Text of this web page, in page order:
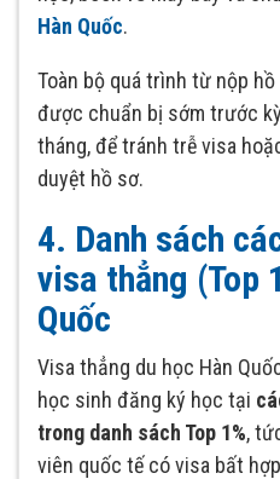
Hàn Quốc.
Toàn bộ quá trình từ nộp
được chuẩn bị sớm trước
tháng, để tránh trễ visa
duyệt hồ sơ.
4. Danh sách
visa thẳng (Top
Quốc
Visa thẳng du học Hàn
học sinh đăng ký học tại
trong danh sách Top 1%,
viên quốc tế có visa bất